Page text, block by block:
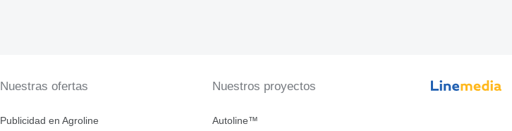
Nuestras ofertas
Publicidad en Agroline
Nuestros proyectos
Autoline™